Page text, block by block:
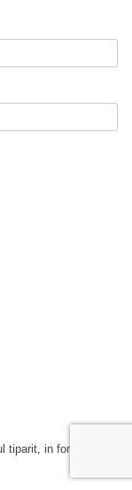
tiparit, in format online